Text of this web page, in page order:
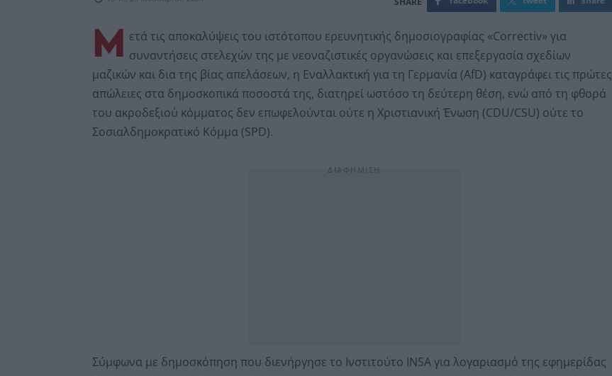
Μ
ετά τις αποκαλύψεις του ιστότοπου ερευνητικής δημοσιογραφίας «Correctiv» για
συναντήσεις στελεχών της με νεοναζιστικές οργανώσεις και επεξεργασία σχεδίων
μαζικών και δια της βίας απελάσεων, η Εναλλακτική για τη Γερμανία (AfD) καταγράφει τις πρώτες
απώλειες στα δημοσκοπικά ποσοστά της, διατηρεί ωστόσο τη δεύτερη θέση, ενώ από τη φθορά
του ακροδεξιού κόμματος δεν επωφελούνται ούτε η Χριστιανική Ένωση (CDU/CSU) ούτε το
Σοσιαλδημοκρατικό Κόμμα (SPD).
Σύμφωνα με δημοσκόπηση που διενήργησε το Ινστιτούτο INSA για λογαριασμό της εφημερίδας